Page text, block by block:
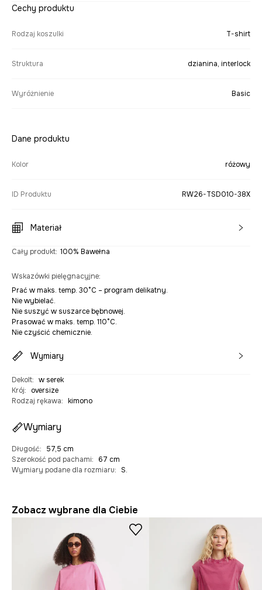
Cechy produktu
Rodzaj koszulki T-shirt
Struktura dzianina, interlock
Wyróżnienie Basic
Dane produktu
Kolor różowy
ID Produktu RW26-TSD010-38X
Materiał
Cały produkt: 100% Bawełna
Wskazówki pielęgnacyjne:
Prać w maks. temp. 30°C – program delikatny.
Nie wybielać.
Nie suszyć w suszarce bębnowej.
Prasować w maks. temp. 110°C.
Nie czyścić chemicznie.
Wymiary
Dekolt: w serek
Krój:
oversize
Rodzaj rękawa: kimono
Wymiary
Długość:
57,5 cm
Szerokość pod pachami:
67 cm
Wymiary podane dla rozmiaru: S.
Zobacz wybrane dla Ciebie